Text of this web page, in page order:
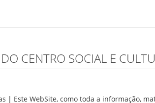
CENTRO SOCIAL E
| Este WebSite, como toda a informação,